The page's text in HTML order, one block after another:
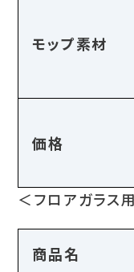
モップ素材
価格
＜フロアガラス
商品名